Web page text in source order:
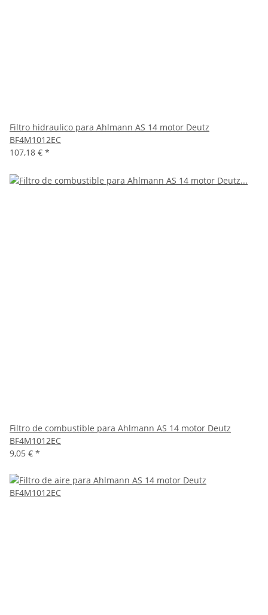
Filtro hidraulico para Ahlmann AS 14 motor Deutz
BF4M1012EC
107,18 € *
Filtro de combustible para Ahlmann AS 14 motor Deutz
BF4M1012EC
9,05 € *